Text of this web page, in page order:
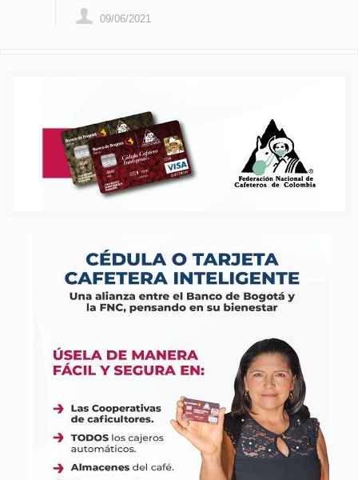
09/06/2021